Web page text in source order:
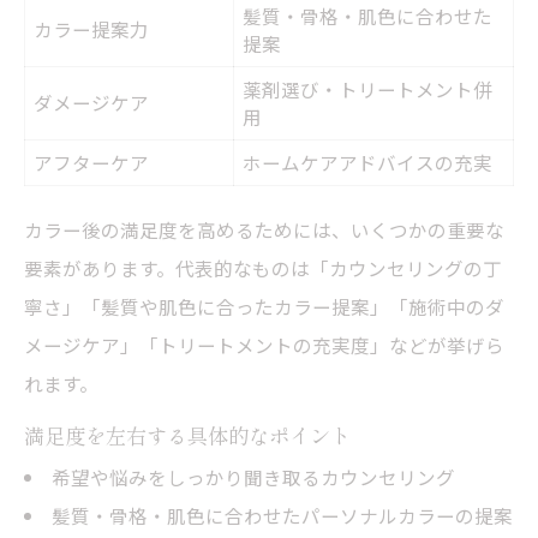
カラー提案力
髪質・骨格・肌色に合わせた
提案
ダメージケア
薬剤選び・トリートメント併
用
アフターケア
ホームケアアドバイスの充実
カラー後の満足度を高めるためには、いくつかの重要な
要素があります。代表的なものは「カウンセリングの丁
寧さ」「髪質や肌色に合ったカラー提案」「施術中のダ
メージケア」「トリートメントの充実度」などが挙げら
れます。
満足度を左右する具体的なポイント
希望や悩みをしっかり聞き取るカウンセリング
髪質・骨格・肌色に合わせたパーソナルカラーの提案